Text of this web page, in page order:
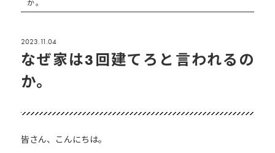
か。
2023.11.04
なぜ家は3回建てろと言われるの
か。
皆さん、こんにちは。